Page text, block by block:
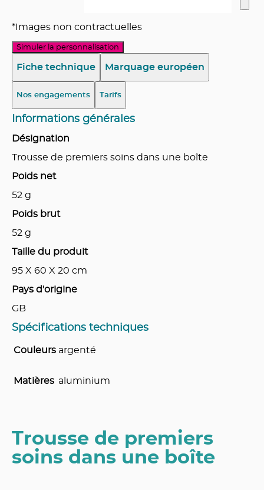
*Images non contractuelles
Simuler la personnalisation
Fiche technique Marquage européen
Nos engagements Tarifs
Informations générales
Désignation
Trousse de premiers soins dans une boîte
Poids net
52 g
Poids brut
52 g
Taille du produit
95 X 60 X 20 cm
Pays d'origine
GB
Spécifications techniques
Couleurs argenté
Matières aluminium
Trousse de premiers
soins dans une boîte